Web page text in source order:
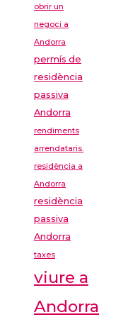
obrir un
negoci a
Andorra
permís de
residència
passiva
Andorra
rendiments
arrendataris.
residència a
Andorra
residència
passiva
Andorra
taxes
viure a
Andorra